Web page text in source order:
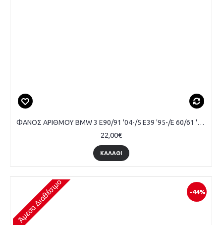
ΦΑΝΟΣ ΑΡΙΘΜΟΥ BMW 3 E90/91 '04-/5 E39 '95-/E 60/61 '03-/X5 E70 '06-/X6 E71 '07-CAN/BUS LED (2ΤΕΜ)
22,00€
ΚΑΛΆΘΙ
-44%
Άμεσα Διαθέσιμο